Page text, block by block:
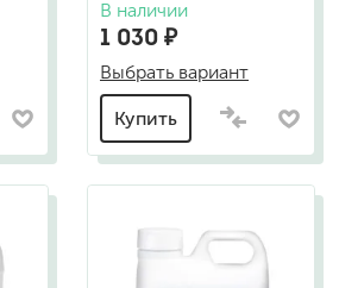
В наличии
1 030 ₽
Выбрать вариант
Купить